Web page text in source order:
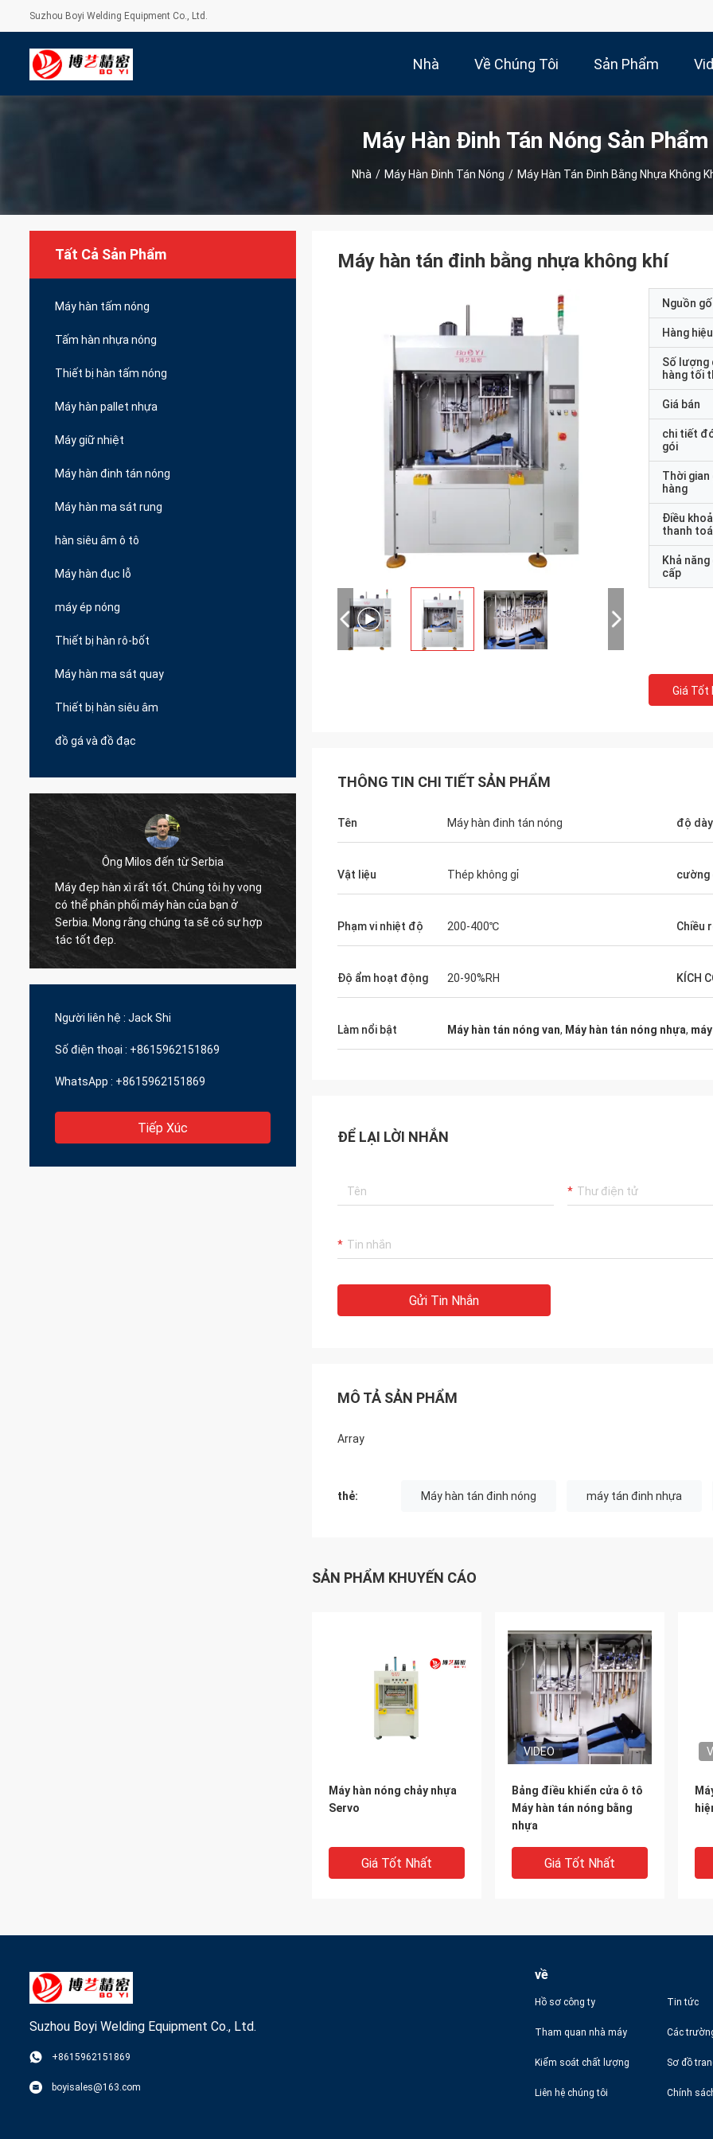
Suzhou Boyi Welding Equipment Co., Ltd.
Nhà Về Chúng Tôi Sản Phẩm
Máy Hàn Đinh Tán Nóng Sản Phẩm
Nhà / Máy Hàn Đinh Tán Nóng / Máy Hàn Tán Đinh Bằng Nhựa Không
Tất Cả Sản Phẩm
Máy hàn tấm nóng
Tấm hàn nhựa nóng
Thiết bị hàn tấm nóng
Máy hàn pallet nhựa
Máy giữ nhiệt
Máy hàn đinh tán nóng
Máy hàn ma sát rung
hàn siêu âm ô tô
Máy hàn đục lỗ
máy ép nóng
Thiết bị hàn rô-bốt
Máy hàn ma sát quay
Thiết bị hàn siêu âm
đồ gá và đồ đạc
Ông Milos đến từ Serbia
Máy đẹp hàn xì rất tốt. Chúng tôi hy vọng
có thể phân phối máy hàn của bạn ở
Serbia. Mong rằng chúng ta sẽ có sự hợp
tác tốt đẹp.
Ông Ullah đến từ Pakistan
Xin chào, Jack, hiệu suất của thiết bị hàn
đã hợp tác tốt và dịch vụ tốt nhất.
thiết bị của bạn trong
mua một thiết bị khác
Người liên hệ : Jack Shi
Số điện thoại : +8615962151869
WhatsApp : +8615962151869
Tiếp Xúc
Máy hàn tán đinh bằng nhựa không khí
Nguồn
Hàng hiệu
Số lượng
hàng tối
Giá bán
chi tiết
gói
Thời gian
hàng
Điều
thanh
Khả
cấp
Giá Tốt
THÔNG TIN CHI TIẾT SẢN PHẨM
Tên Máy hàn đinh tán nóng độ
Vật liệu Thép không gỉ cường
Phạm vi nhiệt độ 200-400℃ Chiều
Độ ẩm hoạt động 20-90%RH KÍCH
Làm nổi bật Máy hàn tán nóng van, Máy hàn tán nóng nhựa,
ĐỂ LẠI LỜI NHẮN
Gửi Tin Nhắn
MÔ TẢ SẢN PHẨM
Array
thẻ: Máy hàn tán đinh nóng máy tán đinh nhựa
SẢN PHẨM KHUYẾN CÁO
Máy hàn nóng chảy nhựa
Servo
Giá Tốt Nhất
VIDEO
Bảng điều khiển cửa ô tô
Máy hàn tán nóng bằng
nhựa
Giá Tốt Nhất
Máy tán đinh nóng chảy
Suzhou Boyi Welding Equipment Co., Ltd.
+8615962151869
boyisales@163.com
về
Hồ sơ công ty
Tham quan nhà máy
Kiểm soát chất lượng
Liên hệ chúng tôi
Tin tức
Các
Sơ đồ
Chính